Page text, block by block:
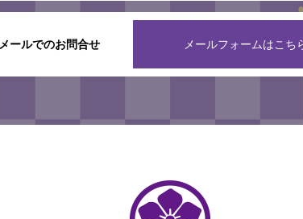
メールでのお問合せ メールフォームはこち